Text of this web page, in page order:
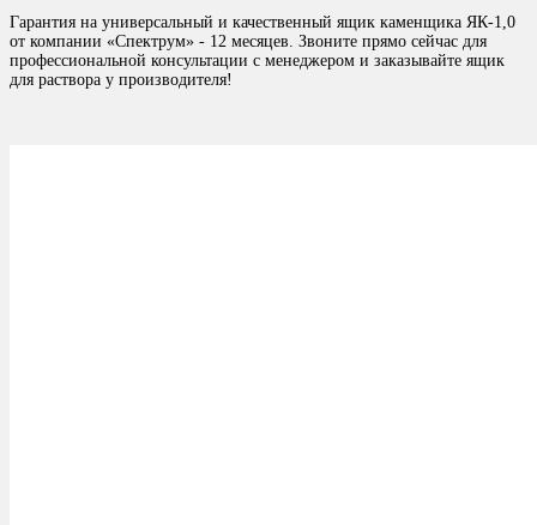
Гарантия на универсальный и качественный ящик каменщика ЯК-1,0
от компании «Спектрум» - 12 месяцев. Звоните прямо сейчас для
профессиональной консультации с менеджером и заказывайте ящик
для раствора у производителя!